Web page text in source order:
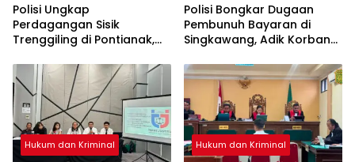
Polisi Ungkap
Perdagangan Sisik
Trenggiling di Pontianak,
Kuku
Polisi Bongkar Dugaan
Pembunuh Bayaran di
Singkawang, Adik Korban
Hukum dan Kriminal Hukum dan Kriminal